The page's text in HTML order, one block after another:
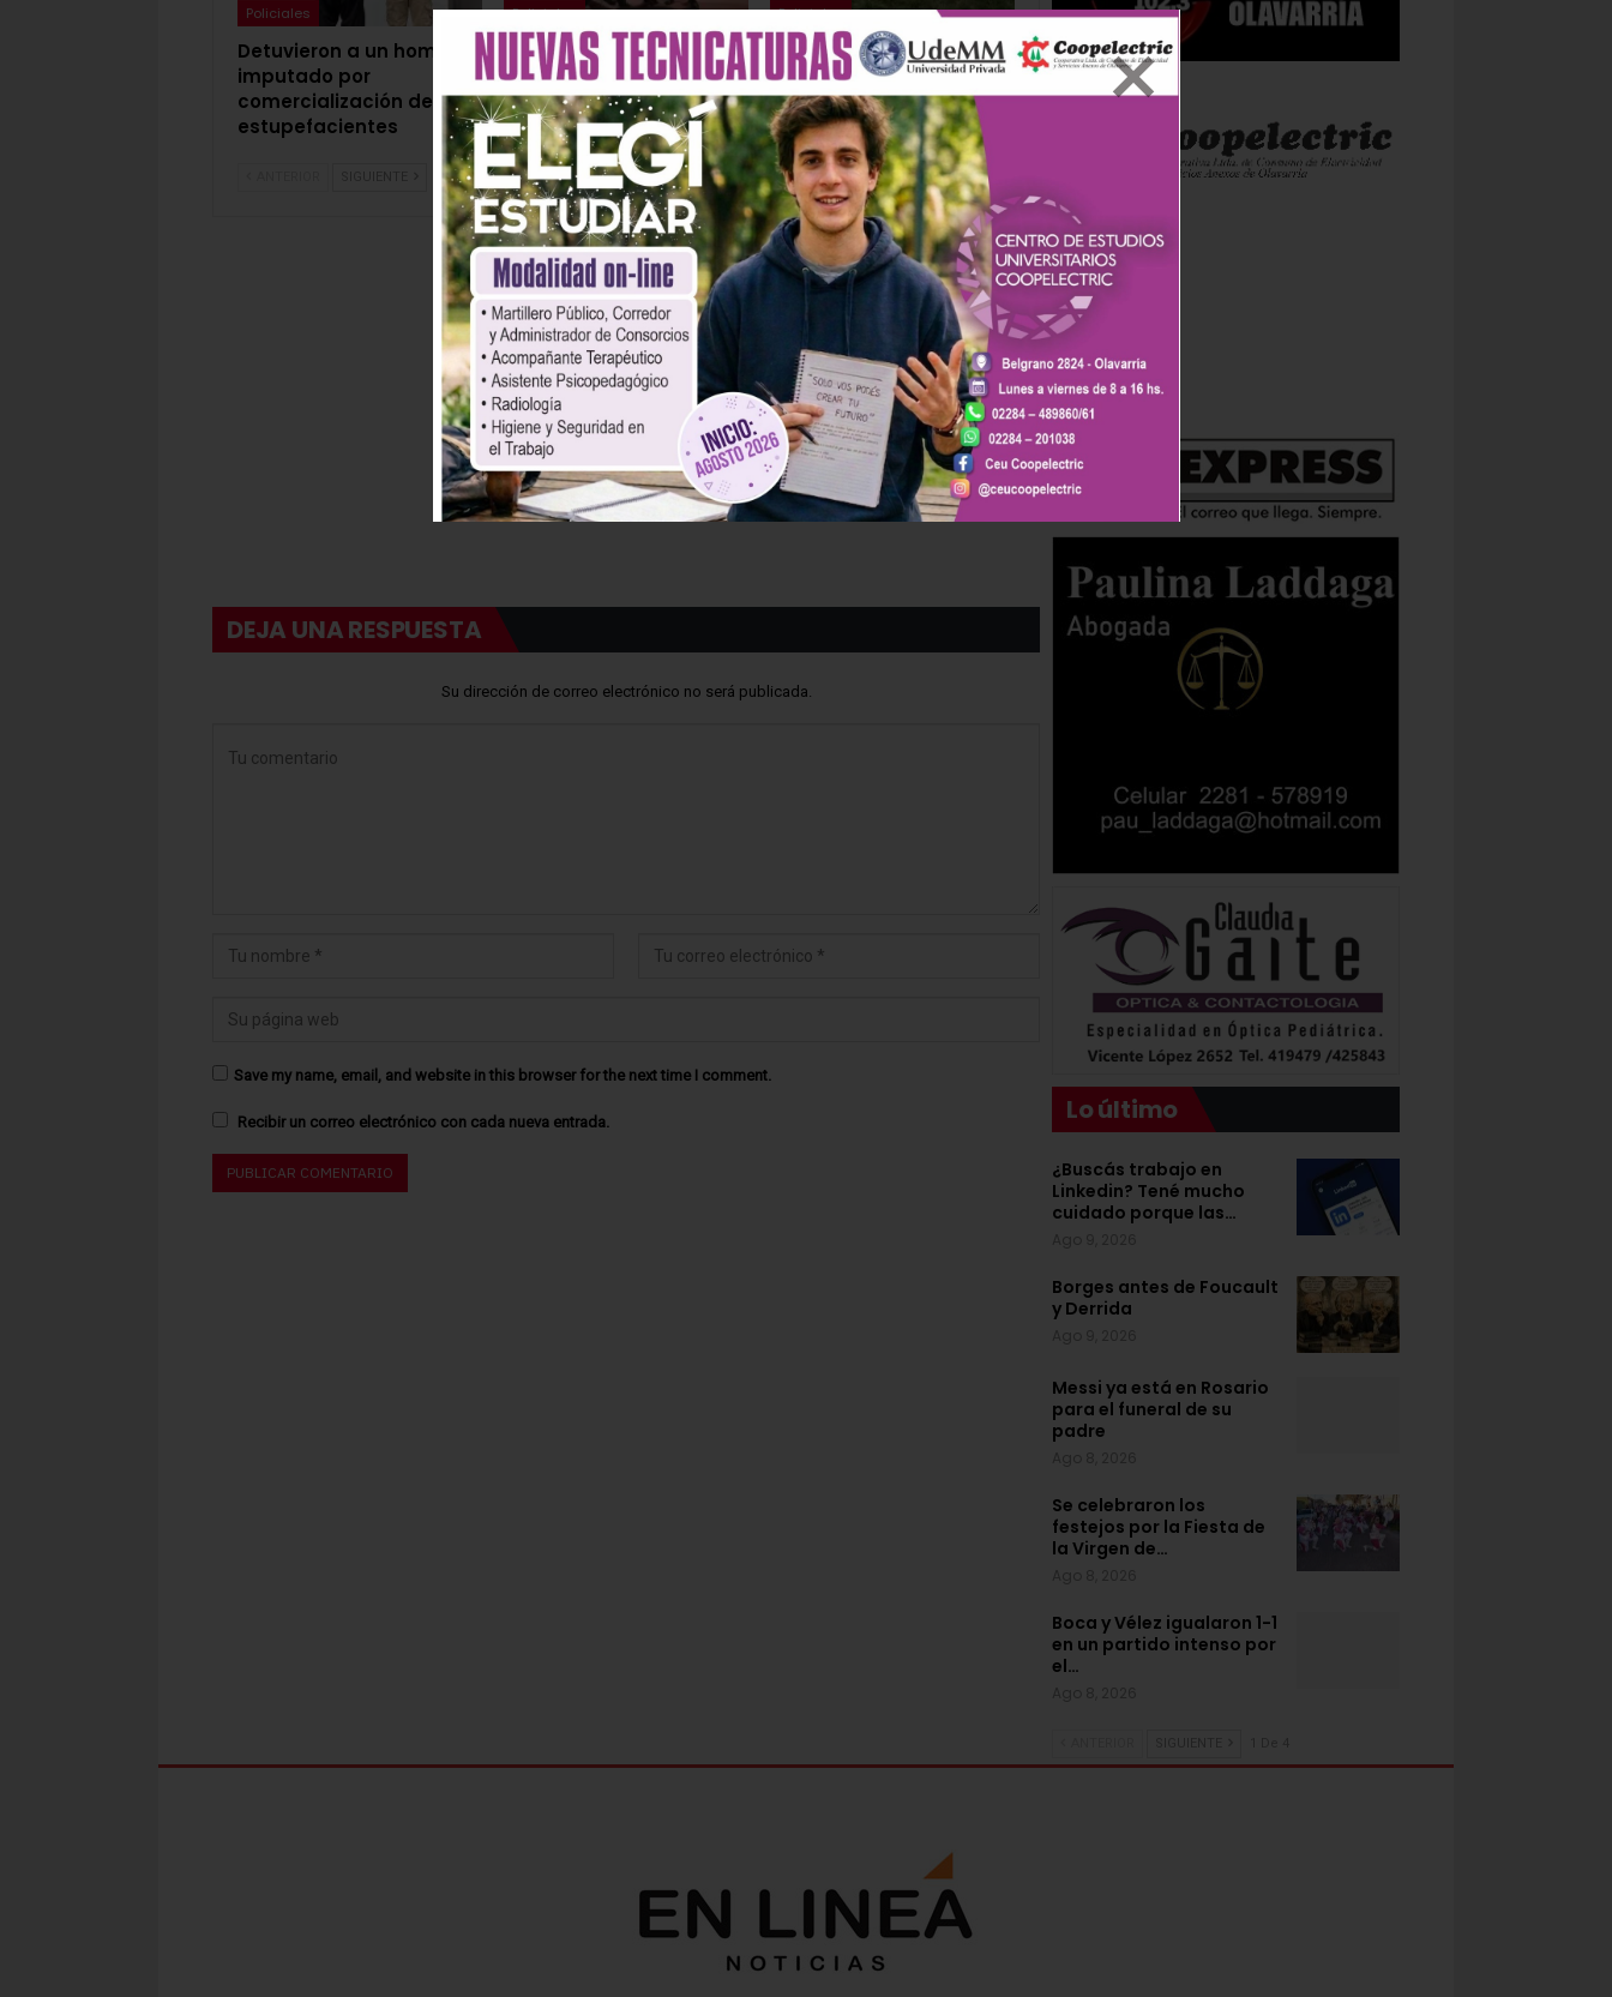
Policiales
Detuvieron a un hombre
imputado por
comercialización de
estupefacientes
Policiales
Detuvieron a un joven de
18 años que tenía un
pedido de captura
activa
Policiales
Choque entre un camión
y un auto en la Ruta 3: un
vecino de Olavarría fue
rescatado…
DEJA UNA RESPUESTA
Su dirección de correo electrónico no será publicada.
Save my name, email, and website in this browser for the next time I comment.
Recibir un correo electrónico con cada nueva entrada. Lo último
¿Buscás trabajo en
Linkedin? Tené mucho
cuidado porque las…
Borges antes de Foucault
y Derrida
Messi ya está en Rosario
para el funeral de su
padre
Se celebraron los
festejos por la Fiesta de
la Virgen de…
Boca y Vélez igualaron 1-1
en un partido intenso por
el…